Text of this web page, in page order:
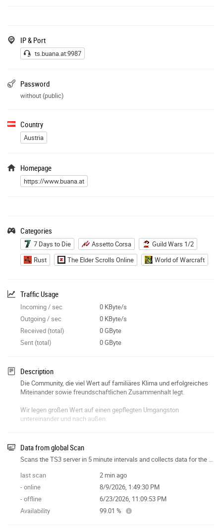
IP & Port
ts.buana.at:9987
Password
without (public)
Country
Austria
Homepage
https://www.buana.at
Categories
7 Days to Die Assetto Corsa
Guild Wars 1/2
Rust
The Elder Scrolls Online World of Warcraft
Traffic Usage
Incoming / sec
0 KByte/s
Outgoing / sec
0 KByte/s
Received (total)
0 GByte
Sent (total)
0 GByte
Description
Die Community, die viel Wert auf familiäres Klima und erfolgreiches
Miteinander sowie freundschaftlichen Zusammenhalt legt.
Wir legen großen Wert auf einen gepflegten Umgangston
untereinander und nach außen.
auch dem Trend zum zügellosen Beleidigen im Internet
entgegenwirken.
Data from global Scan
last scan
2 min ago
- online
8/9/2026, 1:49:30 PM
- offline
6/23/2026, 11:09:53 PM
Availability
99.01 %